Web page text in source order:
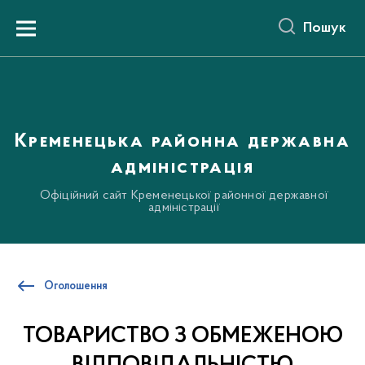
вмістуMenu Пошук
Кременецька районна державна
адміністрація
Офіційний сайт Кременецької районної державної
адміністрації
Оголошення
ТОВАРИСТВО З ОБМЕЖЕНОЮ